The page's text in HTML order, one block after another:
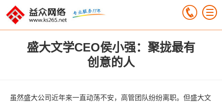
盛大文学CEO侯小强：聚拢最有
创意的人
虽然盛大公司近年来一直动荡不安，高管团队纷纷离职。但盛大文